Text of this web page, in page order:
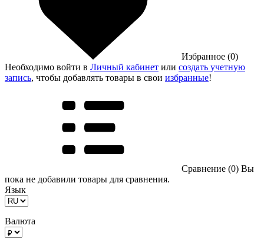
Избранное (0)
Необходимо войти в Личный кабинет или создать учетную
запись, чтобы добавлять товары в свои избранные!
Сравнение (0) Вы
пока не добавили товары для сравнения.
Язык
Валюта